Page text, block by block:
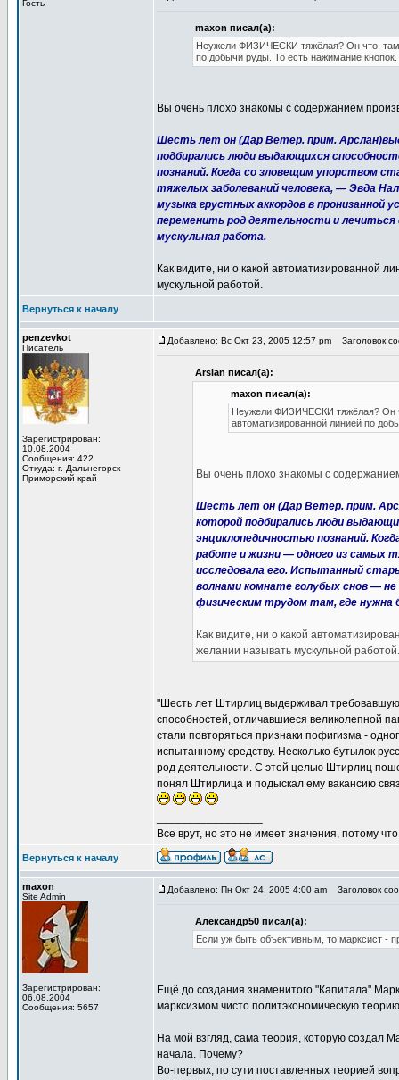
Гость
maxon писал(а):
Неужели ФИЗИЧЕСКИ тяжёлая? Он что, там
по добычи руды. То есть нажимание кнопок.
Вы очень плохо знакомы с содержанием
Шесть лет он (Дар Ветер. прим.
подбирались люди выдающихся
познаний. Когда со зловещим упорством
тяжелых заболеваний человека, — Эвда
музыка грустных аккордов в пронизанной
переменить род деятельности и
мускульная работа.
Как видите, ни о какой автоматизированной
мускульной работой.
Вернуться к началу
penzevkot
Писатель
Зарегистрирован:
10.08.2004
Сообщения: 422
Откуда: г. Дальнегорск
Приморский край
Добавлено: Вс Окт 23, 2005 12:57 pm Заголовок
Arslan писал(а):
maxon писал(а):
Неужели ФИЗИЧЕСКИ тяжёлая? Он
автоматизированной линией по
Вы очень плохо знакомы с
Шесть лет он (Дар Ветер. прим.
которой подбирались люди
энциклопедичностью познаний.
работе и жизни — одного из самых
исследовала его. Испытанный
волнами комнате голубых снов —
физическим трудом там, где нужна
Как видите, ни о какой
желании называть мускульной работой.
"Шесть лет Штирлиц выдерживал
способностей, отличавшиеся великолепной
стали повторяться признаки пофигизма -
испытанному средству. Несколько бутылок
род деятельности. С этой целью Штирлиц
понял Штирлица и подыскал ему вакансию
Все врут, но это не имеет значения, потому
Вернуться к началу
maxon
Site Admin
Зарегистрирован:
06.08.2004
Сообщения: 5657
Добавлено: Пн Окт 24, 2005 4:00 am Заголовок
Александр50 писал(а):
Если уж быть объективным, то марксист -
Ещё до создания знаменитого "Капитала"
марксизмом чисто политэкономическую
На мой взгляд, сама теория, которую создал
начала. Почему?
Во-первых, по сути поставленных теорией